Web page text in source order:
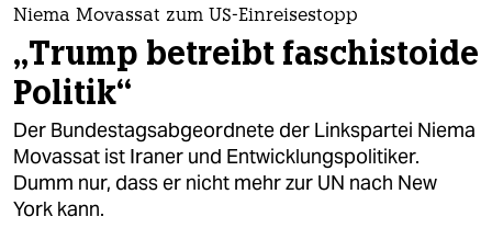
themen
politik
öko
gesellschaft
kultur
Niema Movassat zum US-Einreisestopp
„Trump betreibt faschistoide
Politik“
Der Bundestagsabgeordnete der Linkspartei Niema
Movassat ist Iraner und Entwicklungspolitiker.
Dumm nur, dass er nicht mehr zur UN nach New
York kann.